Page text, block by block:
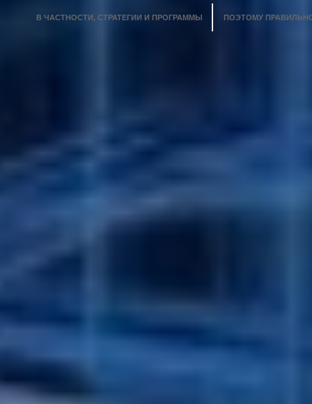
В ЧАСТНОСТИ, СТРАТЕГИИ И ПРОГРАММЫ ПОЭТОМУ